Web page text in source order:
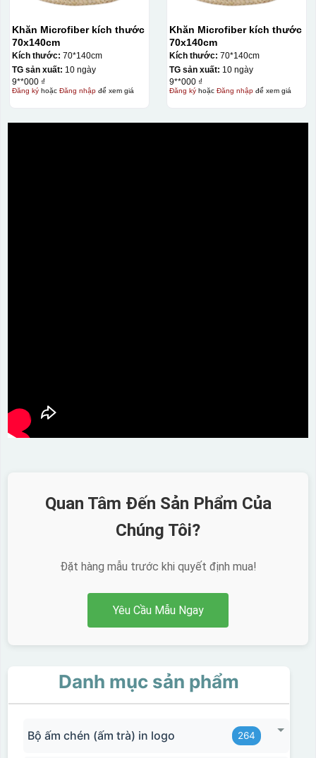
Khăn Microfiber kích thước
70x140cm
Kích thước: 70*140cm
TG sản xuất: 10 ngày
9**000 ₫
Đăng kýhoặc Đăng nhậpđể xem giá
Khăn Microfiber kích thước
70x140cm
Kích thước: 70*140cm
TG sản xuất: 10 ngày
9**000 ₫
Đăng kýhoặc Đăng nhậpđể xem giá
Quan Tâm Đến Sản Phẩm Của
Chúng Tôi?
Đặt hàng mẫu trước khi quyết định mua!
Yêu Cầu Mẫu Ngay
Danh mục sản phẩm
Bộ ấm chén (ấm trà) in logo 264